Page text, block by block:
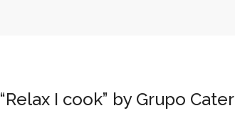
“Relax I cook” by Grupo Cater